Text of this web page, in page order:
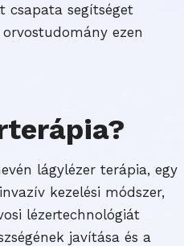
csapata segítséget
ezen
lágylézer terápia, egy
kezelési módszer,
lézertechnológiát
javítása és a